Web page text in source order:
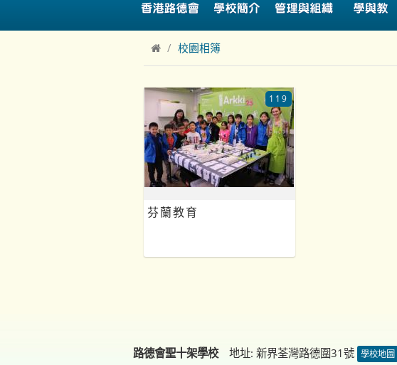
校園相簿
芬蘭教育
119
路德會聖十架學校 地址: 新界荃灣路德圍31號 學校地圖